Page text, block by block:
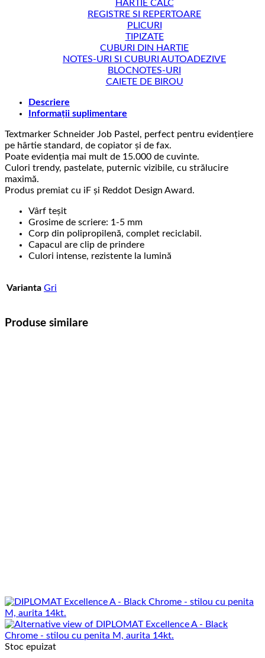
HARTIE CALC
REGISTRE SI REPERTOARE
PLICURI
TIPIZATE
CUBURI DIN HARTIE
NOTES-URI SI CUBURI AUTOADEZIVE
BLOCNOTES-URI
CAIETE DE BIROU
Descriere
Informații suplimentare
Textmarker Schneider Job Pastel, perfect pentru evidențiere
pe hârtie standard, de copiator și de fax.
Poate evidenția mai mult de 15.000 de cuvinte.
Culori trendy, pastelate, puternic vizibile, cu strălucire
maximă.
Produs premiat cu iF și Reddot Design Award.
Vârf teșit
Grosime de scriere: 1-5 mm
Corp din polipropilenă, complet reciclabil.
Capacul are clip de prindere
Culori intense, rezistente la lumină
Varianta Gri
Produse similare
Stoc epuizat